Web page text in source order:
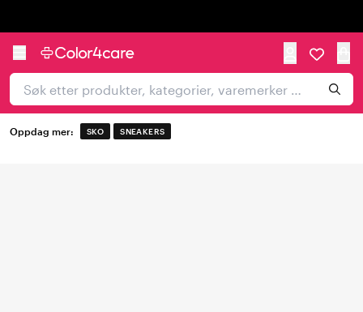
Oppdag mer: SKO SNEAKERS